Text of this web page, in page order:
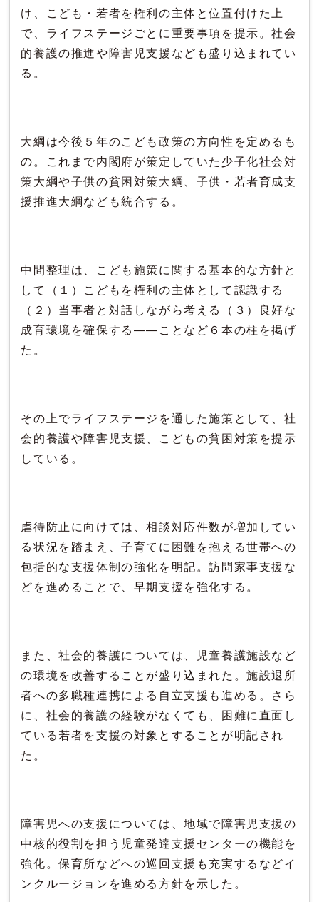
け、こども・若者を権利の主体と位置付けた上
で、ライフステージごとに重要事項を提示。社会
的養護の推進や障害児支援なども盛り込まれてい
る。
大綱は今後５年のこども政策の方向性を定めるも
の。これまで内閣府が策定していた少子化社会対
策大綱や子供の貧困対策大綱、子供・若者育成支
援推進大綱なども統合する。
中間整理は、こども施策に関する基本的な方針と
して（１）こどもを権利の主体として認識する
（２）当事者と対話しながら考える（３）良好な
成育環境を確保する――ことなど６本の柱を掲げ
た。
その上でライフステージを通した施策として、社
会的養護や障害児支援、こどもの貧困対策を提示
している。
虐待防止に向けては、相談対応件数が増加してい
る状況を踏まえ、子育てに困難を抱える世帯への
包括的な支援体制の強化を明記。訪問家事支援な
どを進めることで、早期支援を強化する。
また、社会的養護については、児童養護施設など
の環境を改善することが盛り込まれた。施設退所
者への多職種連携による自立支援も進める。さら
に、社会的養護の経験がなくても、困難に直面し
ている若者を支援の対象とすることが明記され
た。
障害児への支援については、地域で障害児支援の
中核的役割を担う児童発達支援センターの機能を
強化。保育所などへの巡回支援も充実するなどイ
ンクルージョンを進める方針を示した。